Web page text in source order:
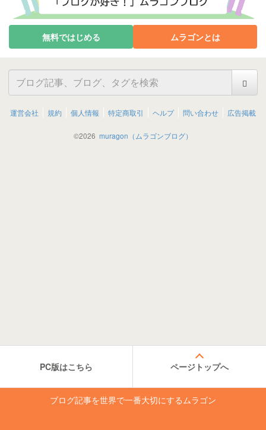
無料ではじめる ムラゴンとは
運営会社 規約 個人情報 特定商取引 ヘルプ 問い合わせ 広告掲載
©2026 muragon（ムラゴンブログ）
PC版はこちら ページトップへ
ブログ記事を世界で一番大切にするムラゴン